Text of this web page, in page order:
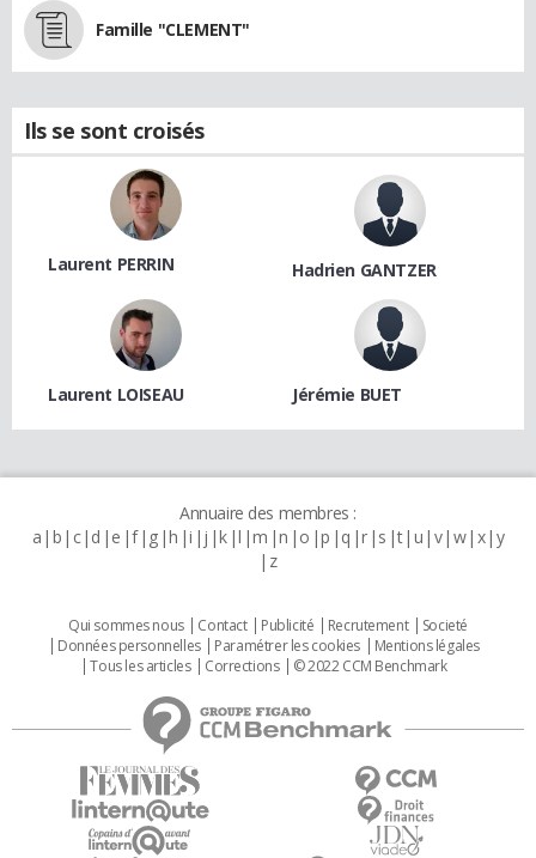
Famille "CLEMENT"
Ils se sont croisés
Laurent PERRIN Hadrien GANTZER
Laurent LOISEAU Jérémie BUET
Annuaire des membres :
a b c d e f g h i j k l m n o p q r s t u v w x y
z
Qui sommes nous Contact Publicité Recrutement
Societé
Données personnelles
Paramétrer les cookies
Mentions légales
Tous les articles
Corrections © 2022 CCM Benchmark